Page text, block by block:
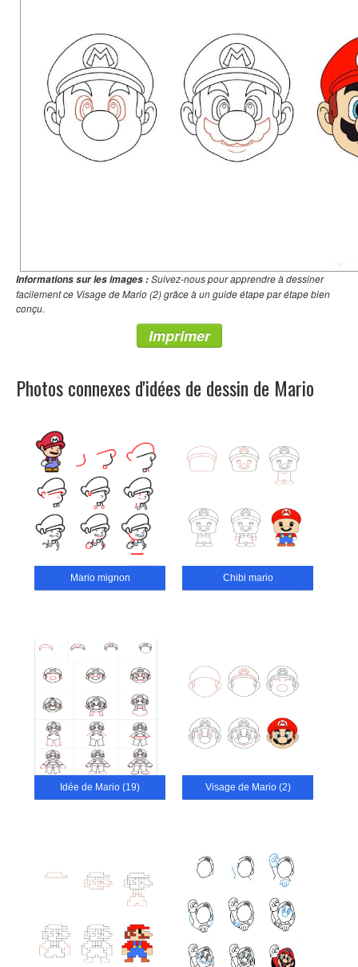
Informations sur les images :Suivez-nous pour apprendre à dessiner
facilement ce Visage de Mario (2) grâce à un guide étape par étape bien
conçu.
Imprimer
Photos connexes d'idées de dessin de Mario
Mario mignon Chibi mario
Idée de Mario (19) Visage de Mario (2)